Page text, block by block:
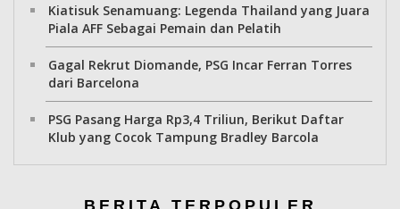
Kiatisuk Senamuang: Legenda Thailand yang Juara
Piala AFF Sebagai Pemain dan Pelatih
Gagal Rekrut Diomande, PSG Incar Ferran Torres
dari Barcelona
PSG Pasang Harga Rp3,4 Triliun, Berikut Daftar
Klub yang Cocok Tampung Bradley Barcola
BERITA TERPOPULER